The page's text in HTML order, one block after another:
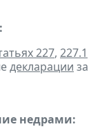
227, 227.1
декларации за
недрами: